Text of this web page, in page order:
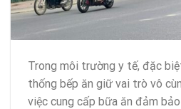
Trong môi trường y tế, đặc
thống bếp ăn giữ vai trò vô
việc cung cấp bữa ăn đảm